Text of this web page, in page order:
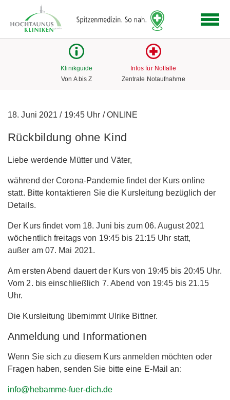
Link
zur
Klinikguide
Von A bis Z
Infos für Notfälle
Zentrale Notaufnahme
18. Juni 2021/19:45 Uhr /ONLINE
Rückbildung ohne Kind
Liebe werdende Mütter und Väter,
während der Corona-Pandemie findet der Kurs online
statt. Bitte kontaktieren Sie die Kursleitung bezüglich der
Details.
Der Kurs findet vom 18. Juni bis zum 06. August 2021
wöchentlich freitags von 19:45 bis 21:15 Uhr statt,
außer am 07. Mai 2021.
Am ersten Abend dauert der Kurs von 19:45 bis 20:45 Uhr.
Vom 2. bis einschließlich 7. Abend von 19:45 bis 21.15
Uhr.
Die Kursleitung übernimmt Ulrike Bittner.
Anmeldung und Informationen
Wenn Sie sich zu diesem Kurs anmelden möchten oder
Fragen haben, senden Sie bitte eine E-Mail an:
info@hebamme-fuer-dich.de